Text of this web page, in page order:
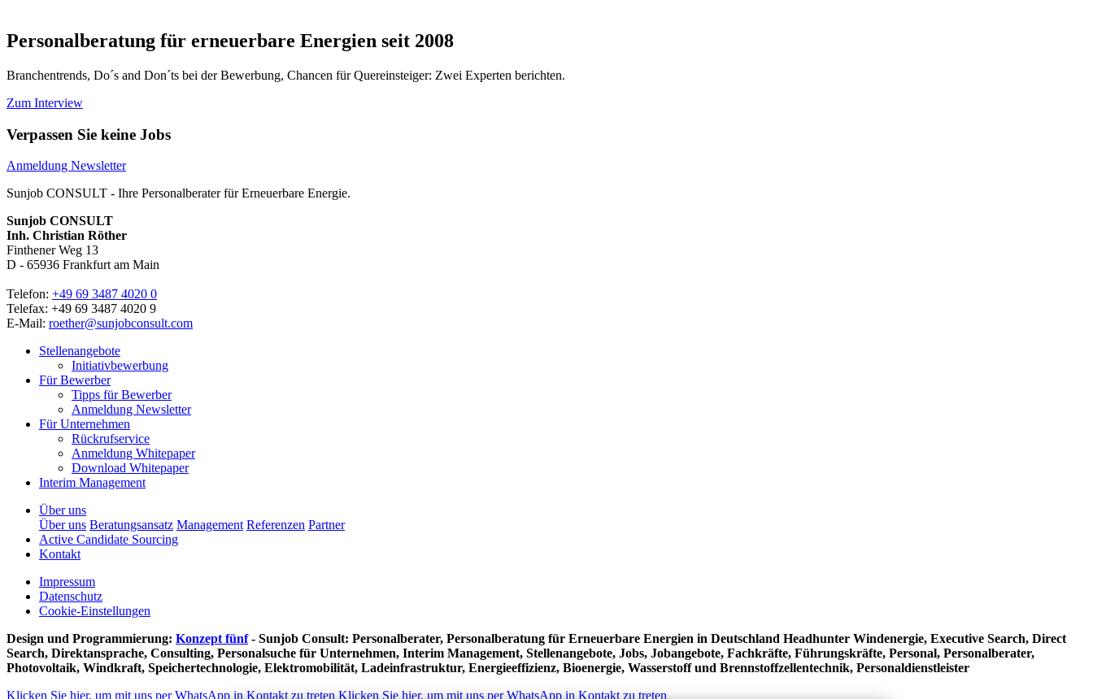
Personalberatung für erneuerbare Energien seit 2008
Branchentrends, Do´s and Don´ts bei der Bewerbung, Chancen für Quereinsteiger: Zwei Experten berichten.
Zum Interview
Verpassen Sie keine Jobs
Anmeldung Newsletter
Sunjob CONSULT - Ihre Personalberater für Erneuerbare Energie.
Sunjob CONSULT
Inh. Christian Röther
Finthener Weg 13
D - 65936 Frankfurt am Main
Telefon: +49 69 3487 4020 0
Telefax: +49 69 3487 4020 9
E-Mail: roether@sunjobconsult.com
Stellenangebote
Initiativbewerbung
Für Bewerber
Tipps für Bewerber
Anmeldung Newsletter
Für Unternehmen
Rückrufservice
Anmeldung Whitepaper
Download Whitepaper
Interim Management
Über uns
Über uns Beratungsansatz Management Referenzen Partner
Active Candidate Sourcing
Kontakt
Impressum
Datenschutz
Cookie-Einstellungen
Design und Programmierung: Konzept fünf- Sunjob Consult: Personalberater, Personalberatung für Erneuerbare Energien in Deutschland Headhunter Windenergie, Executive Search, Direct
Search, Direktansprache, Consulting, Personalsuche für Unternehmen, Interim Management, Stellenangebote, Jobs, Jobangebote, Fachkräfte, Führungskräfte, Personal, Personalberater,
Photovoltaik, Windkraft, Speichertechnologie, Elektromobilität, Ladeinfrastruktur, Energieeffizienz, Bioenergie, Wasserstoff und Brennstoffzellentechnik, Personaldienstleister
Klicken Sie hier, um mit uns per WhatsApp in Kontakt zu treten Klicken Sie hier, um mit uns per WhatsApp in Kontakt zu treten